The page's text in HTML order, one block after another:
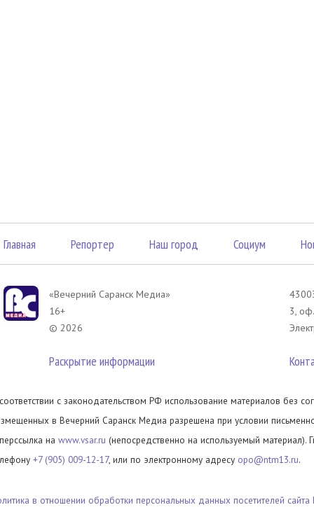
Главная Репортер Наш город Социум
«Вечерний Саранск Mедиа»
16+
© 2026
Раскрытие информации
3,
с законодательством РФ использование материалов без
в Вечерний Саранск Медиа разрешена при условии
на www.vsar.ru (непосредственно на используемый материал).
+7 (905) 009-12-17, или по электронному адресу opo@ntm13.ru.
в отношении обработки персональных данных посетителей